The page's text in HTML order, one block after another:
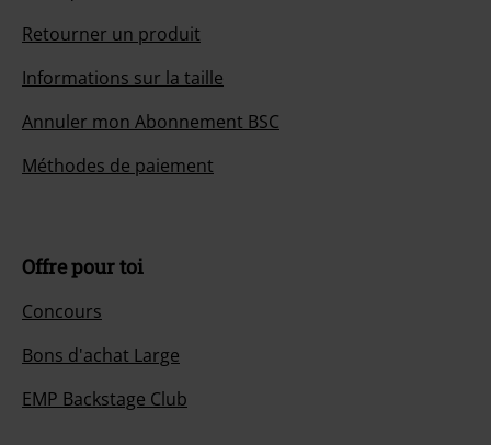
Retourner un produit
Informations sur la taille
Annuler mon Abonnement BSC
Méthodes de paiement
Offre pour toi
Concours
Bons d'achat Large
EMP Backstage Club